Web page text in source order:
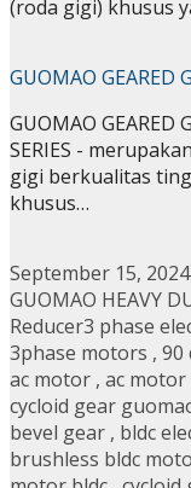
(roda gigi) khusus
GUOMAO GEARED
GUOMAO GEARED
SERIES -
gigi berkualitas
khusus…
September 15, 2024
GUOMAO HEAVY
Reducer3 phase
3phase motors , 90
ac motor , ac
cycloid gear
bevel gear , bldc
brushless bldc